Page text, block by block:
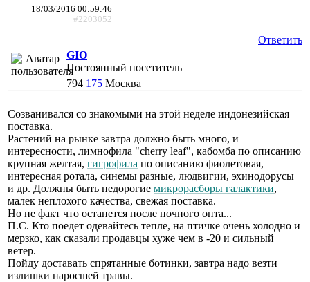
18/03/2016 00:59:46
#2203052
Ответить
GIO
Постоянный посетитель
794 175 Москва
Созванивался со знакомыми на этой неделе индонезийская
поставка.
Растений на рынке завтра должно быть много, и
интересности, лимнофила "cherry leaf", кабомба по описанию
крупная желтая, гигрофила по описанию фиолетовая,
интересная ротала, синемы разные, людвигии, эхинодорусы
и др. Должны быть недорогие микрорасборы галактики,
малек неплохого качества, свежая поставка.
Но не факт что останется после ночного опта...
П.С. Кто поедет одевайтесь тепле, на птичке очень холодно и
мерзко, как сказали продавцы хуже чем в -20 и сильный
ветер.
Пойду доставать спрятанные ботинки, завтра надо везти
излишки наросшей травы.